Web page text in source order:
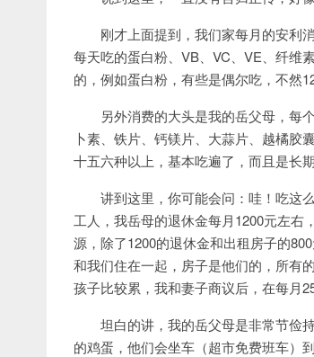
刚才上面提到，我们家每月的安利
每天吃的蛋白粉、VB、VC、VE、纤维
的，例如蛋白粉，有些是偶尔吃，不然
另外消费的大头是我的岳父母，每
卜素、铁片、钙镁片、大蒜片、越橘胶
十五六种以上，基本吃遍了，而且是长
讲到这里，你可能会问：哇！吃这
工人，我岳母的退休金每月1200元左右
源，除了1200的退休金和出租房子的
和我们住在一起，房子是他们的，所有
孩子比较累，我和妻子商议后，在每月
坦白的讲，我的岳父母是非常节俭
的鸡蛋，他们会坐车（超市免费班车）